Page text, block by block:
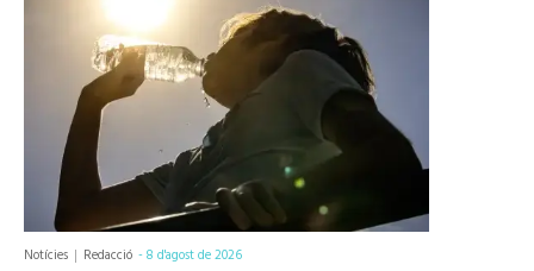
Notícies Redacció -8 d'agost de 2026